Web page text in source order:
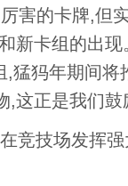
害的卡牌,但
新卡组的出
猛犸年期间
,这正是我们鼓
竞技场发挥